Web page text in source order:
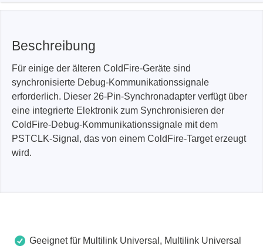
Beschreibung
Für einige der älteren ColdFire-Geräte sind
synchronisierte Debug-Kommunikationssignale
erforderlich. Dieser 26-Pin-Synchronadapter verfügt über
eine integrierte Elektronik zum Synchronisieren der
ColdFire-Debug-Kommunikationssignale mit dem
PSTCLK-Signal, das von einem ColdFire-Target erzeugt
wird.
Geeignet für Multilink Universal, Multilink Universal